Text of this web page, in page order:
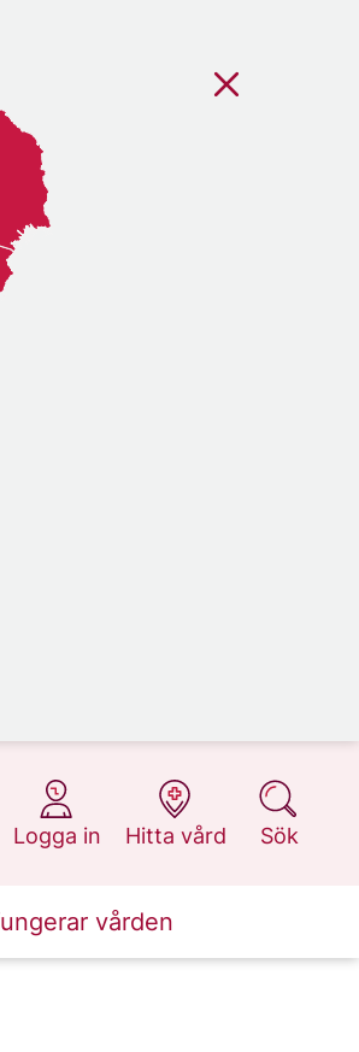
Logga in
på 1177.se
Hitta vård
på 1177.se
Sök
på 1177.se
vården